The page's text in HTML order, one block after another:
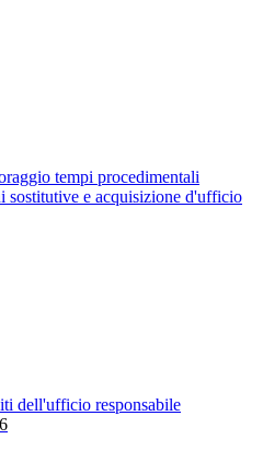
tempi procedimentali
sostitutive e acquisizione d'ufficio
dell'ufficio responsabile